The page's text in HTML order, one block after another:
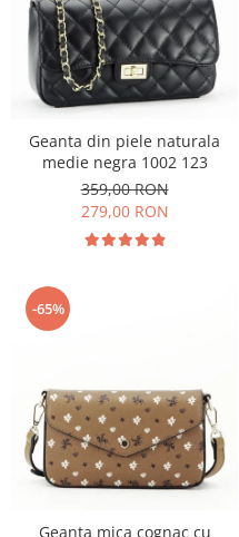
Geanta din piele naturala
medie negra 1002 123
359,00 RON
279,00 RON
-65%
Geanta mica cognac cu